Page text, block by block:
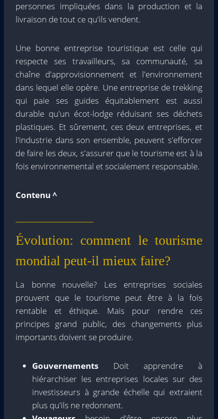
personnes impliquées dans la production et la
livraison de tout ce qu'ils vendent.
Une bonne entreprise touristique est celle qui
respecte ses travailleurs, sa communauté, sa
chaîne d'approvisionnement et l'environnement
dans lequel elle opère. Une entreprise de trekking
qui paie ses guides équitablement est aussi
durable qu'un écot-lodge réduisant ses déchets
plastiques. Et sûrement, ces deux entreprises, et
l'industrie dans son ensemble, peuvent s'efforcer
de faire les deux, s'assurer que le tourisme est à la
fois environnemental et socialement responsable.
Contenu ^
Évolution: comment le tourisme
mondial peut-il mieux faire?
La bonne nouvelle? Les entreprises sociales
prouvent que le tourisme peut être à la fois
rentable et éthique. Mais pour rendre ces
principes grand public, des changements plus
importants doivent se produire.
Gouvernements Doit apprendre à
hiérarchiser les entreprises locales sur des
investisseurs à grande échelle qui extraient
plus qu'ils ne redonnent.